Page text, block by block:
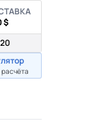
$